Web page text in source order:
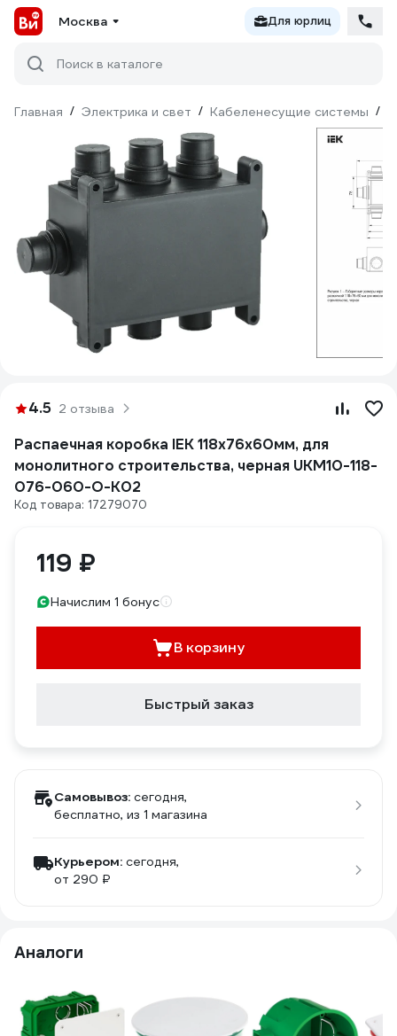
Москва Для юрлиц
Поиск в каталоге
Главная / Электрика и свет / Кабеленесущие системы /
4.5 2 отзыва
Распаечная коробка IEK 118х76х60мм, для
монолитного строительства, черная UKM10-118-
076-060-O-K02
Код товара: 17279070
119 ₽
Начислим 1 бонус
В корзину
Быстрый заказ
Самовывоз: сегодня,
бесплатно, из 1 магазина
Курьером: сегодня,
от 290 ₽
Аналоги